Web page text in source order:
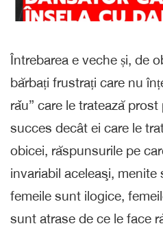
Întrebarea e veche și, de
bărbați frustrați care nu
rǎu” care le tratează
succes decât ei care le
obicei, răspunsurile pe
invariabil aceleaşi, menite
femeile sunt ilogice,
sunt atrase de ce le face